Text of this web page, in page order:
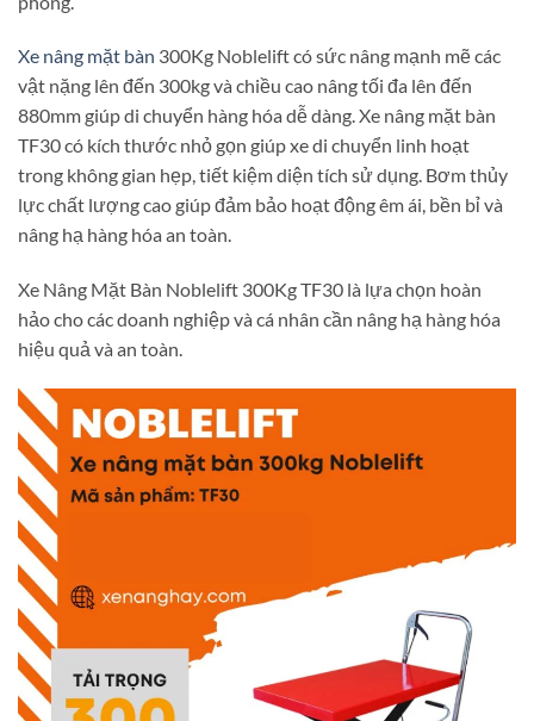
Xe nâng mặt bàn 300Kg Noblelift có sức nâng mạnh mẽ các
vật nặng lên đến 300kg và chiều cao nâng tối đa lên đến
880mm giúp di chuyển hàng hóa dễ dàng. Xe nâng mặt bàn
TF30 có kích thước nhỏ gọn giúp xe di chuyển linh hoạt
trong không gian hẹp, tiết kiệm diện tích sử dụng. Bơm thủy
lực chất lượng cao giúp đảm bảo hoạt động êm ái, bền bỉ và
nâng hạ hàng hóa an toàn.
Xe Nâng Mặt Bàn Noblelift 300Kg TF30 là lựa chọn hoàn
hảo cho các doanh nghiệp và cá nhân cần nâng hạ hàng hóa
hiệu quả và an toàn.